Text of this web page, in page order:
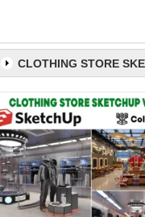
CLOTHING STORE